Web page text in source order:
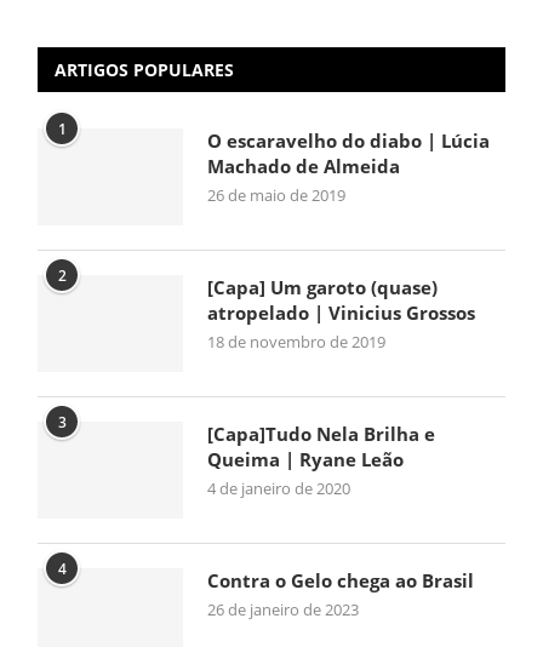
ARTIGOS POPULARES
1
O escaravelho do diabo | Lúcia
Machado de Almeida
26 de maio de 2019
2
[Capa] Um garoto (quase)
atropelado | Vinicius Grossos
18 de novembro de 2019
3
[Capa]Tudo Nela Brilha e
Queima | Ryane Leão
4 de janeiro de 2020
4 Contra o Gelo chega ao Brasil
26 de janeiro de 2023